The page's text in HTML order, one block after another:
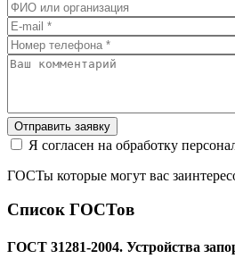
Отправить заявку
Я согласен на обработку
ГОСТы которые могут вас
Список ГОСТов
ГОСТ 31281-2004. Устройства